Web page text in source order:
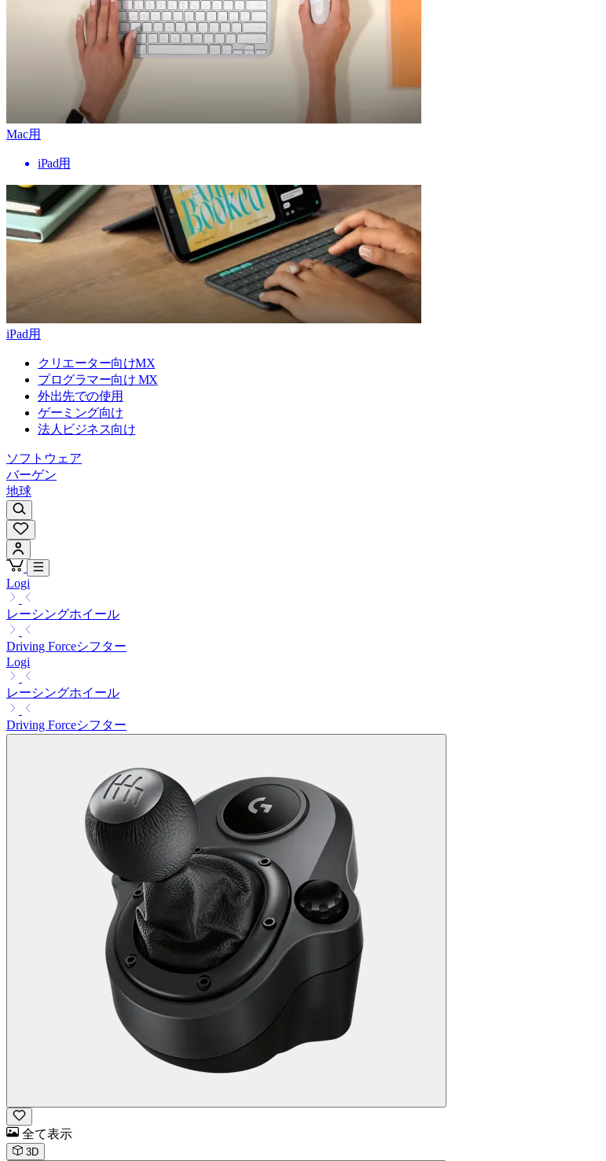
Mac用
iPad用
iPad用
クリエーター向けMX
プログラマー向け MX
外出先での使用
ゲーミング向け
法人ビジネス向け
ソフトウェア
バーゲン
地球
Logi
レーシングホイール
Driving Forceシフター
Logi
レーシングホイール
Driving Forceシフター
全て表示
3D